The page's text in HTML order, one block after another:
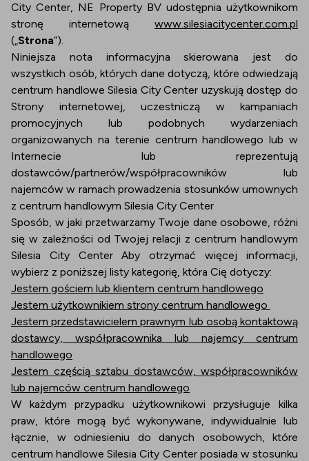
City Center, NE Property BV udostępnia użytkownikom
stronę internetową www.silesiacitycenter.com.pl
(„Strona”).
Niniejsza nota informacyjna skierowana jest do
wszystkich osób, których dane dotyczą, które odwiedzają
centrum handlowe Silesia City Center uzyskują dostęp do
Strony internetowej, uczestniczą w kampaniach
promocyjnych lub podobnych wydarzeniach
organizowanych na terenie centrum handlowego lub w
Internecie lub reprezentują
dostawców/partnerów/współpracowników lub
najemców w ramach prowadzenia stosunków umownych
z centrum handlowym Silesia City Center
Sposób, w jaki przetwarzamy Twoje dane osobowe, różni
się w zależności od Twojej relacji z centrum handlowym
Silesia City Center Aby otrzymać więcej informacji,
wybierz z poniższej listy kategorię, która Cię dotyczy:
Jestem gościem lub klientem centrum handlowego
Jestem użytkownikiem strony centrum handlowego
Jestem przedstawicielem prawnym lub osobą kontaktową
dostawcy, współpracownika lub najemcy centrum
handlowego
Jestem częścią sztabu dostawców, współpracowników
lub najemców centrum handlowego
W każdym przypadku użytkownikowi przysługuje kilka
praw, które mogą być wykonywane, indywidualnie lub
łącznie, w odniesieniu do danych osobowych, które
centrum handlowe Silesia City Center posiada w stosunku